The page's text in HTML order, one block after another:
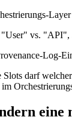
vs. "API",
Log-
Slots darf
eine